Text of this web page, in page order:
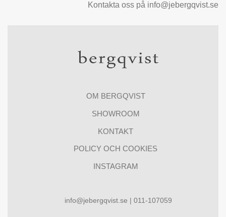
Kontakta oss på info@jebergqvist.se
OM BERGQVIST
SHOWROOM
KONTAKT
POLICY OCH COOKIES
INSTAGRAM
info@jebergqvist.se | 011-107059